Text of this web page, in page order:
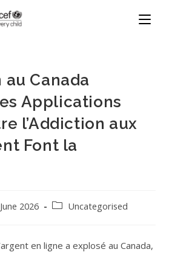
Canada
Applications
l’Addiction aux
Font la
2026 Uncategorised
en ligne a explosé au Canada,